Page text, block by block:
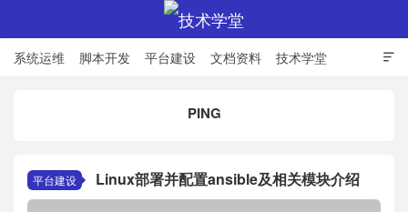

系统运维 脚本开发 平台建设 文档资料 技术学堂
PING
平台建设 Linux部署并配置ansible及相关模块介绍